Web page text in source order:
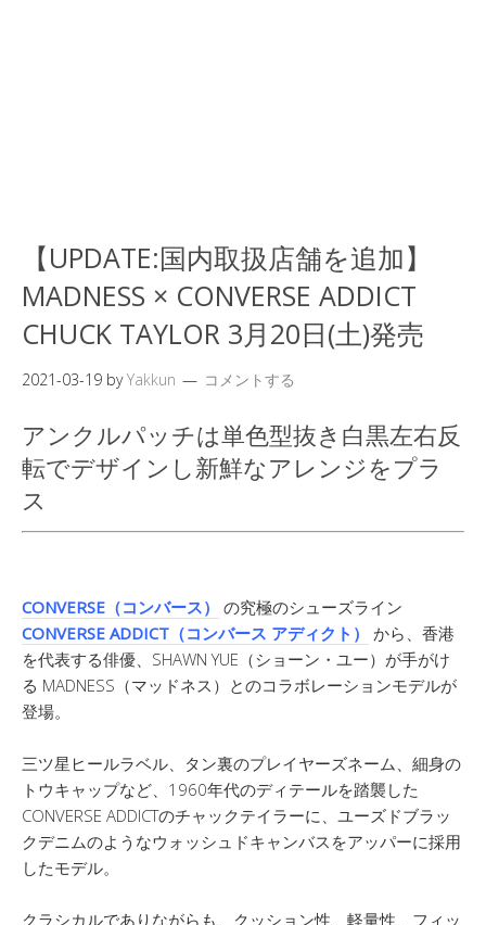
【UPDATE:国内取扱店舗を追加】
MADNESS × CONVERSE ADDICT
CHUCK TAYLOR 3月20日(土)発売
2021-03-19 byYakkun コメントする
アンクルパッチは単色型抜き白黒左右反
転でデザインし新鮮なアレンジをプラ
ス
CONVERSE（コンバース）
の究極のシューズライン
CONVERSE ADDICT（コンバース アディクト）
から、香港
を代表する俳優、SHAWN YUE（ショーン・ユー）が手がけ
る MADNESS（マッドネス）とのコラボレーションモデルが
登場。
三ツ星ヒールラベル、タン裏のプレイヤーズネーム、細身の
トウキャップなど、1960年代のディテールを踏襲した
CONVERSE ADDICTのチャックテイラーに、ユーズドブラッ
クデニムのようなウォッシュドキャンバスをアッパーに採用
したモデル。
クラシカルでありながらも、クッション性、軽量性、フィッ